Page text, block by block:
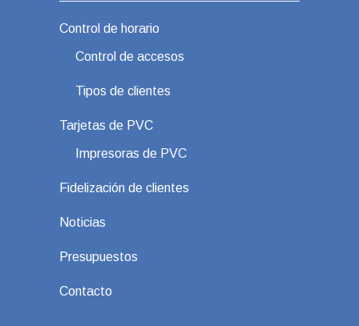
Control de horario
Control de accesos
Tipos de clientes
Tarjetas de PVC
Impresoras de PVC
Fidelización de clientes
Noticias
Presupuestos
Contacto